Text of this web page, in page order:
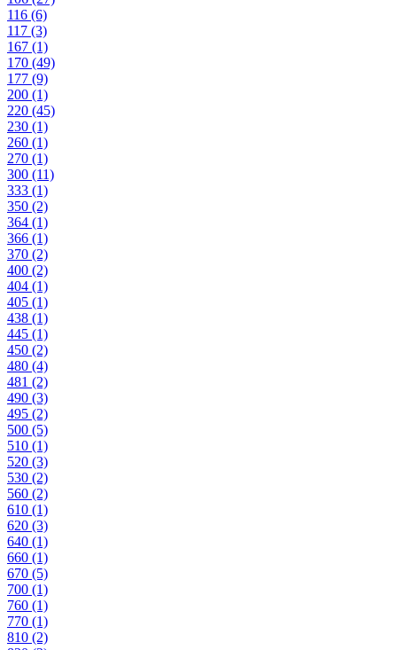
116 (6)
117 (3)
167 (1)
170 (49)
177 (9)
200 (1)
220 (45)
230 (1)
260 (1)
270 (1)
300 (11)
333 (1)
350 (2)
364 (1)
366 (1)
370 (2)
400 (2)
404 (1)
405 (1)
438 (1)
445 (1)
450 (2)
480 (4)
481 (2)
490 (3)
495 (2)
500 (5)
510 (1)
520 (3)
530 (2)
560 (2)
610 (1)
620 (3)
640 (1)
660 (1)
670 (5)
700 (1)
760 (1)
770 (1)
810 (2)